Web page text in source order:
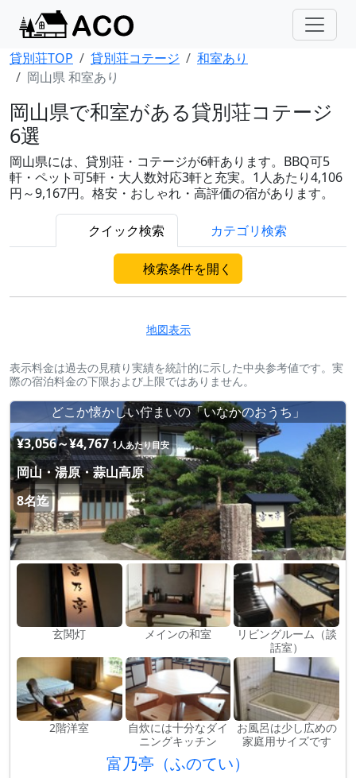
貸別荘TOP 貸別荘コテージ
和室あり
岡山県 和室あり
岡山県で和室がある貸別荘コテージ
6選
岡山県には、貸別荘・コテージが6軒あります。BBQ可5
軒・ペット可5軒・大人数対応3軒と充実。1人あたり4,106
円～9,167円。格安・おしゃれ・高評価の宿があります。
クイック検索 カテゴリ検索
検索条件を開く
地図表示
表示料金は過去の見積り実績を統計的に示した中央参考値です。実
際の宿泊料金の下限および上限ではありません。
どこか懐かしい佇まいの「いなかのおうち」
¥3,056～¥4,767 1人あたり目安
岡山・湯原・蒜山高原
8名迄
玄関灯 メインの和室
リビングルーム（談
話室）
2階洋室
自炊には十分なダイ
ニングキッチン
お風呂は少し広めの
家庭用サイズです
富乃亭（ふのてい）